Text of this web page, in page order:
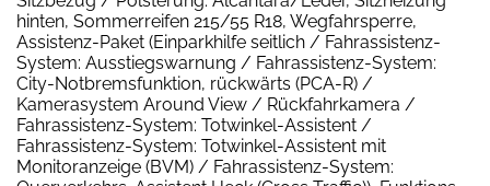
hinten, Sommerreifen 215/55 R18, Wegfahrsperre,
Assistenz-Paket (Einparkhilfe seitlich / Fahrassistenz-
System: Ausstiegswarnung / Fahrassistenz-System:
City-Notbremsfunktion, rückwärts (PCA-R) /
Kamerasystem Around View / Rückfahrkamera /
Fahrassistenz-System: Totwinkel-Assistent /
Fahrassistenz-System: Totwinkel-Assistent mit
Monitoranzeige (BVM) / Fahrassistenz-System: